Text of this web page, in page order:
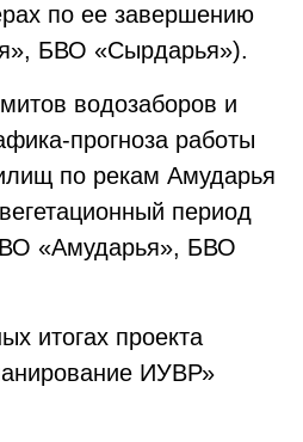
по ее завершению
БВО «Сырдарья»).
водозаборов и
прогноза работы
по рекам Амударья
период
«Амударья», БВО
итогах проекта
ИУВР»